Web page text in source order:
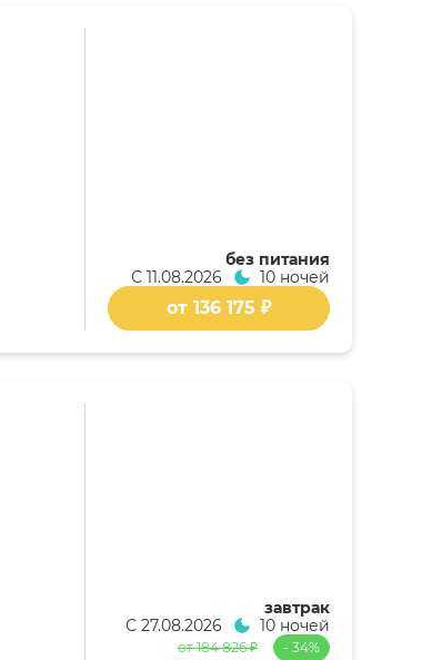
без питания
С 11.08.2026 10 ночей
от 136 175 ₽
завтрак
С 27.08.2026 10 ночей
от 184 826 ₽ - 34%